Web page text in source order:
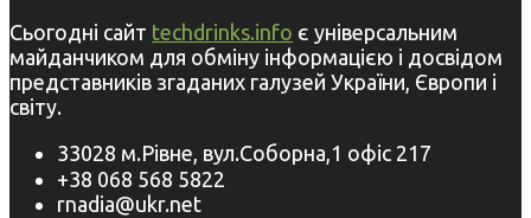
Сьогодні сайт techdrinks.info є універсальним
майданчиком для обміну інформацією і досвідом
представників згаданих галузей України, Європи і
світу.
33028 м.Рівне, вул.Соборна,1 офіс 217
+38 068 568 5822
rnadia@ukr.net